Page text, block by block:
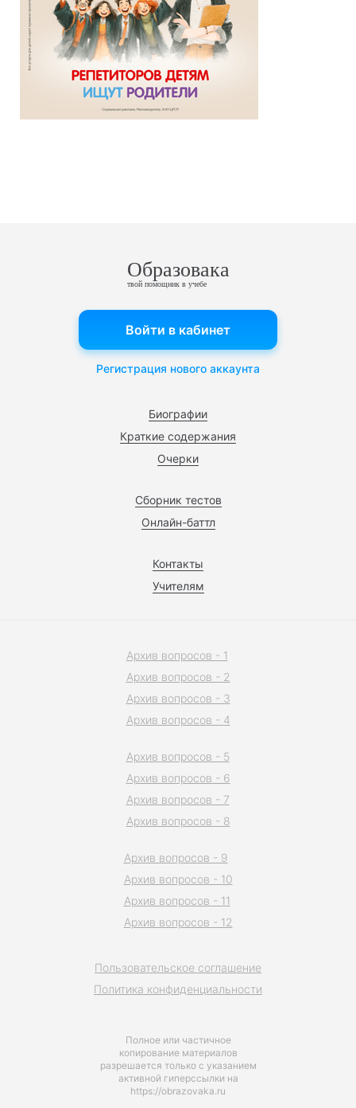
Образовака
твой помощник в учебе
Биографии
Краткие содержания
Очерки
Сборник тестов
Онлайн-баттл
Контакты
Учителям
Войти в кабинет
Регистрация нового аккаунта
Полное или частичное
копирование материалов
разрешается только с указанием
активной гиперссылки на
https://obrazovaka.ru
Пользовательское соглашение
Политика конфиденциальности
Архив вопросов - 1
Архив вопросов - 2
Архив вопросов - 3
Архив вопросов - 4
Архив вопросов - 5
Архив вопросов - 6
Архив вопросов - 7
Архив вопросов - 8
Архив вопросов - 9
Архив вопросов - 10
Архив вопросов - 11
Архив вопросов - 12